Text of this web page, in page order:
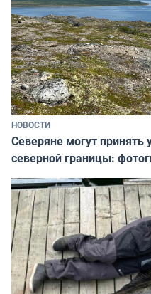
НОВОСТИ
Северяне могут принять
северной границы: